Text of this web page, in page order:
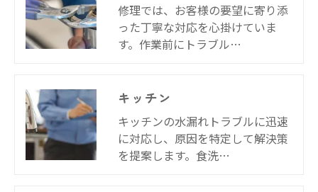
修理では、お客様の要望に寄り添
った丁寧な対応を心掛けていま
す。作業前にトラブル…
キッチン
キッチンの水漏れトラブルに迅速
に対応し、原因を特定して解決策
を提案します。食洗…